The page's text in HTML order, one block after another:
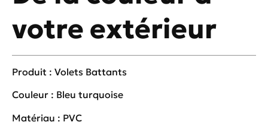
votre extérieur
Produit : Volets Battants
Couleur : Bleu turquoise
Matériau : PVC